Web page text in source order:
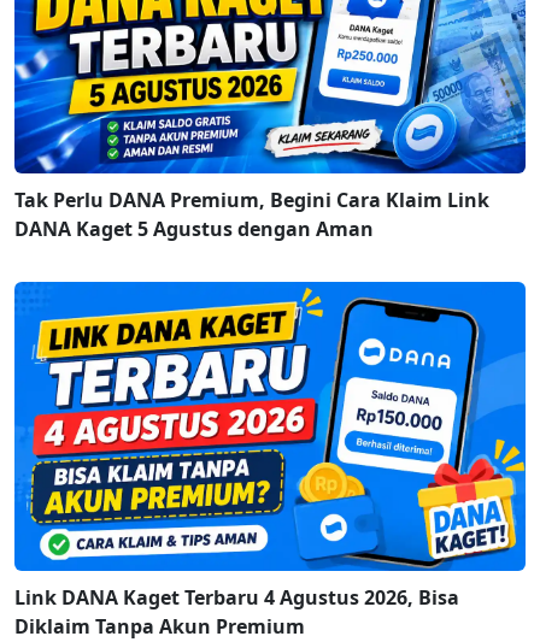
Tak Perlu DANA Premium, Begini Cara Klaim Link
DANA Kaget 5 Agustus dengan Aman
Link DANA Kaget Terbaru 4 Agustus 2026, Bisa
Diklaim Tanpa Akun Premium